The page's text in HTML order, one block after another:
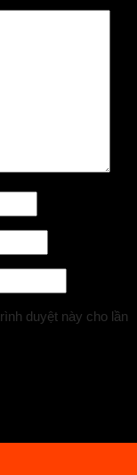
duyệt này cho lần